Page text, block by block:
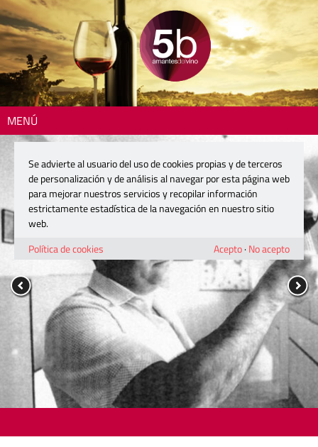
MENÚ
Se advierte al usuario del uso de cookies propias y de terceros
de personalización y de análisis al navegar por esta página web
para mejorar nuestros servicios y recopilar información
estrictamente estadística de la navegación en nuestro sitio
web.
Política de cookies
Acepto· No acepto